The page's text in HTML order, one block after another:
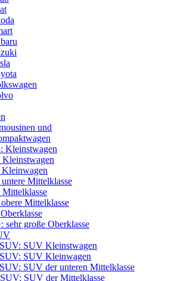
und
Kleinstwagen
Kleinstwagen
Mittelklasse
Mittelklasse
sehr große Oberklasse
SUV Kleinstwagen
SUV Kleinwagen
SUV der unteren Mittelklasse
SUV der Mittelklasse